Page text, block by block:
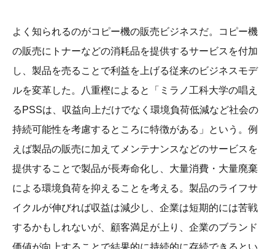
よく知られるのがコピー機の販売ビジネスだ。コピー機
の販売にトナーなどの消耗品を提供するサービスを付加
し、製品を売ることで利益を上げる従来のビジネスモデ
ルを変革した。八重樫によると「ミラノ工科大学の唱え
るPSSは、収益向上だけでなく環境負荷低減など社会の
持続可能性を考慮するところに特徴がある」という。例
えば製品の販売に加えてメンテナンスなどのサービスを
提供することで製品が長寿命化し、大量消費・大量廃棄
による環境負荷を抑えることを考える。製品のライフサ
イクルが伸びれば収益は減少し、企業は短期的には苦戦
するかもしれないが、顧客満足が上り、企業のブランド
価値が向上することで結果的に持続的に存続できるとい